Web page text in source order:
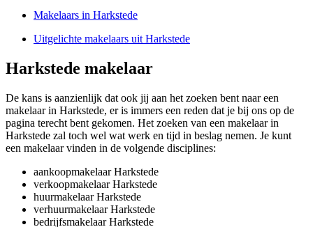
Makelaars in Harkstede
Uitgelichte makelaars uit Harkstede
Harkstede makelaar
De kans is aanzienlijk dat ook jij aan het zoeken bent naar een
makelaar in Harkstede, er is immers een reden dat je bij ons op de
pagina terecht bent gekomen. Het zoeken van een makelaar in
Harkstede zal toch wel wat werk en tijd in beslag nemen. Je kunt
een makelaar vinden in de volgende disciplines:
aankoopmakelaar Harkstede
verkoopmakelaar Harkstede
huurmakelaar Harkstede
verhuurmakelaar Harkstede
bedrijfsmakelaar Harkstede